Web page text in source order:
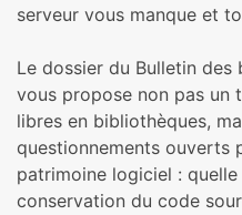
serveur vous manque et
Le dossier du Bulletin des
vous propose non pas un
libres en bibliothèques,
questionnements ouverts
patrimoine logiciel :
conservation du code